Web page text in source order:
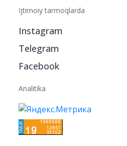
Ijtimoiy tarmoqlarda
Instagram
Analitika